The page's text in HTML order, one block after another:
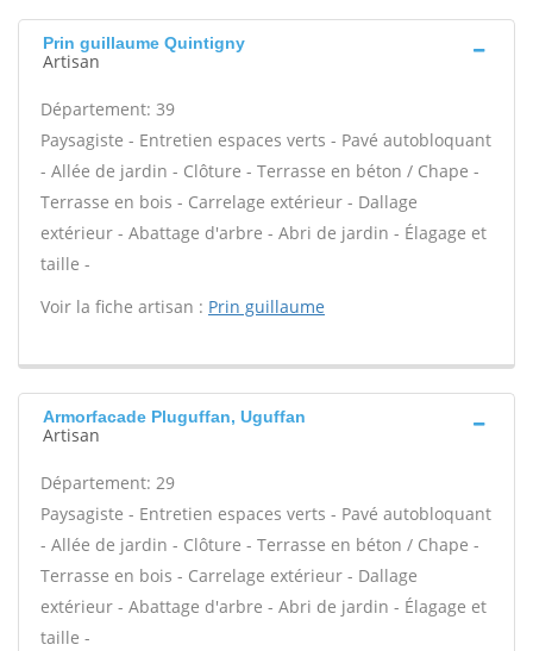
Prin guillaume Quintigny
Artisan
Département: 39
Paysagiste - Entretien espaces verts - Pavé autobloquant
- Allée de jardin - Clôture - Terrasse en béton / Chape -
Terrasse en bois - Carrelage extérieur - Dallage
extérieur - Abattage d'arbre - Abri de jardin - Élagage et
taille -
Voir la fiche artisan : Prin guillaume
Armorfacade Pluguffan, Uguffan
Artisan
Département: 29
Paysagiste - Entretien espaces verts - Pavé autobloquant
- Allée de jardin - Clôture - Terrasse en béton / Chape -
Terrasse en bois - Carrelage extérieur - Dallage
extérieur - Abattage d'arbre - Abri de jardin - Élagage et
taille -